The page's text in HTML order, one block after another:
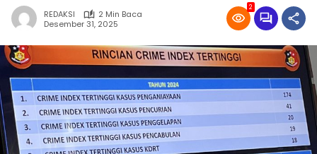
REDAKSI
2 Min Baca
Desember 31, 2025
2